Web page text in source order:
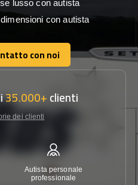
lusso con autista
con autista
con noi
con noi
35.000+clienti
dei clienti
Autista personale
professionale